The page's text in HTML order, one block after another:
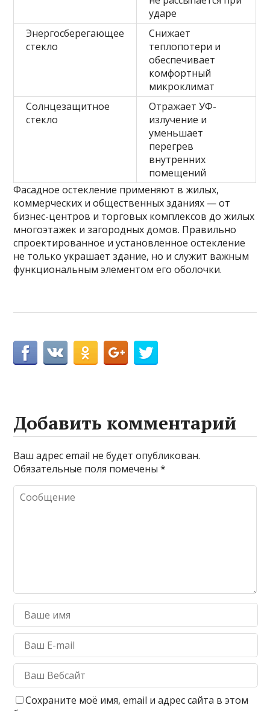
ударе
Энергосберегающее
стекло
Снижает
теплопотери и
обеспечивает
комфортный
микроклимат
Солнцезащитное
стекло
Отражает УФ-
излучение и
уменьшает
перегрев
внутренних
помещений
Фасадное остекление применяют в жилых,
коммерческих и общественных зданиях — от
бизнес-центров и торговых комплексов до жилых
многоэтажек и загородных домов. Правильно
спроектированное и установленное остекление
не только украшает здание, но и служит важным
функциональным элементом его оболочки.
Добавить комментарий
Ваш адрес email не будет опубликован.
Обязательные поля помечены*
Сохраните моё имя, email и адрес сайта в этом